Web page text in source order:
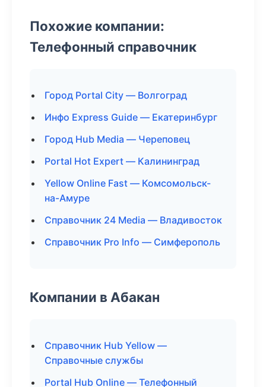
Похожие компании:
Телефонный справочник
Город Portal City — Волгоград
Инфо Express Guide — Екатеринбург
Город Hub Media — Череповец
Portal Hot Expert — Калининград
Yellow Online Fast — Комсомольск-
на-Амуре
Справочник 24 Media — Владивосток
Справочник Pro Info — Симферополь
Компании в Абакан
Справочник Hub Yellow —
Справочные службы
Portal Hub Online — Телефонный